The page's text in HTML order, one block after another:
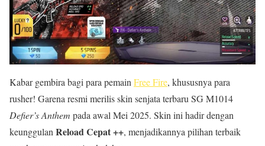
Kabar gembira bagi para pemain Free Fire, khususnya para
rusher! Garena resmi merilis skin senjata terbaru SG M1014
Defier’s Anthem pada awal Mei 2025. Skin ini hadir dengan
keunggulan Reload Cepat ++, menjadikannya pilihan terbaik